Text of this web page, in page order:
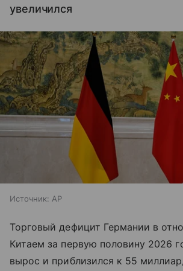
увеличился
Источник: AP
Торговый дефицит Германии в
Китаем за первую половину 2026
вырос и приблизился к 55